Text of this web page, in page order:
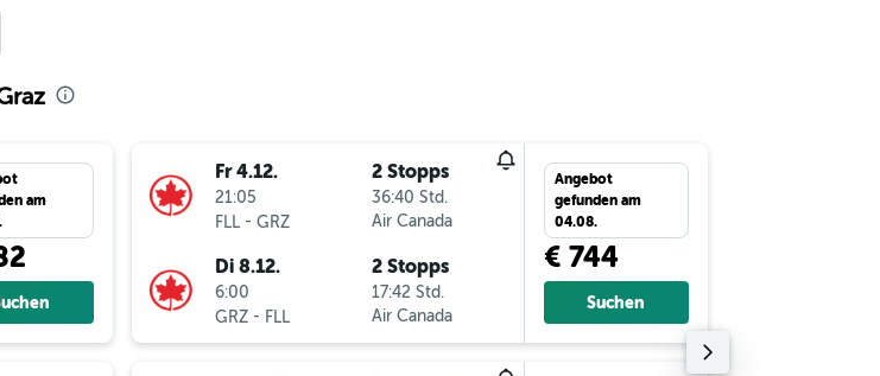
am
Fr 4.12.
21:05
FLL - GRZ
2 Stopps
36:40 Std.
Air Canada
Di 8.12.
6:00
GRZ- FLL
2 Stopps
17:42 Std.
Air Canada
Angebot
gefunden am
04.08.
€ 744
Suchen